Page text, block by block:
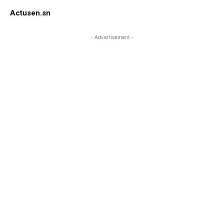
Actusen.sn
- Advertisement -